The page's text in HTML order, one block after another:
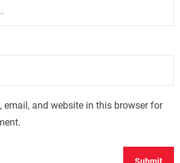
email, and website in this browser for